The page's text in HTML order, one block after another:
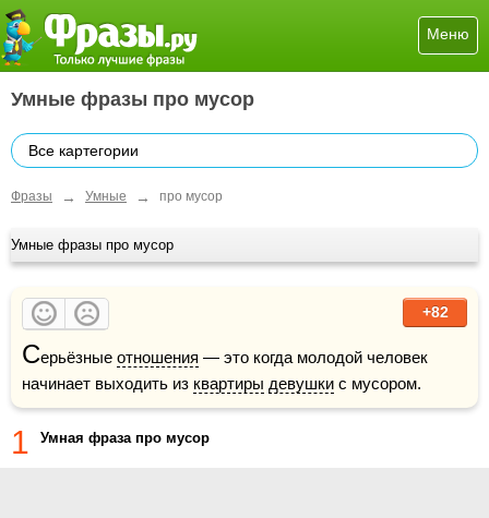
Меню
Умные фразы про мусор
Все картегории
Фразы → Умные → про мусор
Умные фразы про мусор
+82
Серьёзные отношения — это когда молодой человек
начинает выходить из квартиры девушки с мусором.
1 Умная фраза про мусор